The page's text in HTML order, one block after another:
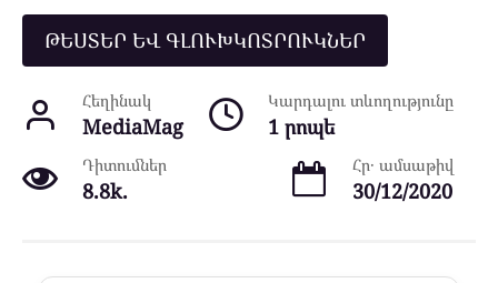
ԹԵՍՏԵՐ ԵՎ ԳԼՈՒԽԿՈՏՐՈՒԿՆԵՐ
Հեղինակ
MediaMag
Կարդալու տևողությունը
1 րոպե
Դիտումներ
8.8k.
Հր․ ամսաթիվ
30/12/2020